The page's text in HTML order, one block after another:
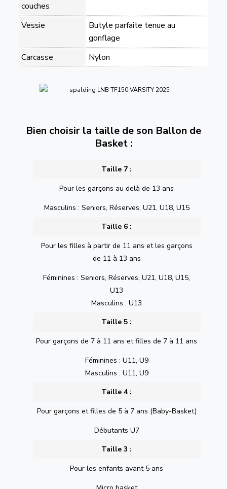
couches
Vessie
Butyle parfaite tenue au
gonflage
Carcasse
Nylon
Bien choisir la taille de son Ballon de
Basket :
Taille 7 :
Pour les garçons au delà de 13 ans
Masculins : Seniors, Réserves, U21, U18, U15
Taille 6 :
Pour les filles à partir de 11 ans et les garçons
de 11 à 13 ans
Féminines : Seniors, Réserves, U21, U18, U15,
U13
Masculins : U13
Taille 5 :
Pour garçons de 7 à 11 ans et filles de 7 à 11 ans
Féminines : U11, U9
Masculins : U11, U9
Taille 4 :
Pour garçons et filles de 5 à 7 ans (Baby-Basket)
Débutants U7
Taille 3 :
Pour les enfants avant 5 ans